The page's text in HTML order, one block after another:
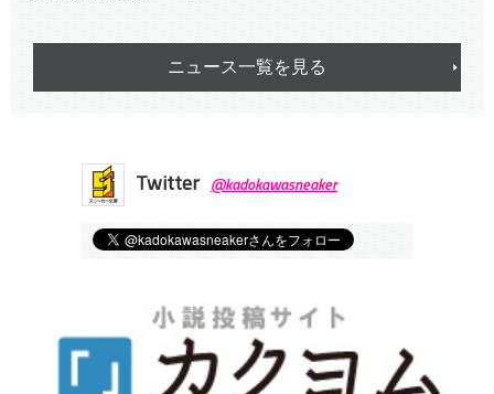
ニュース一覧を見る
Twitter @kadokawasneaker